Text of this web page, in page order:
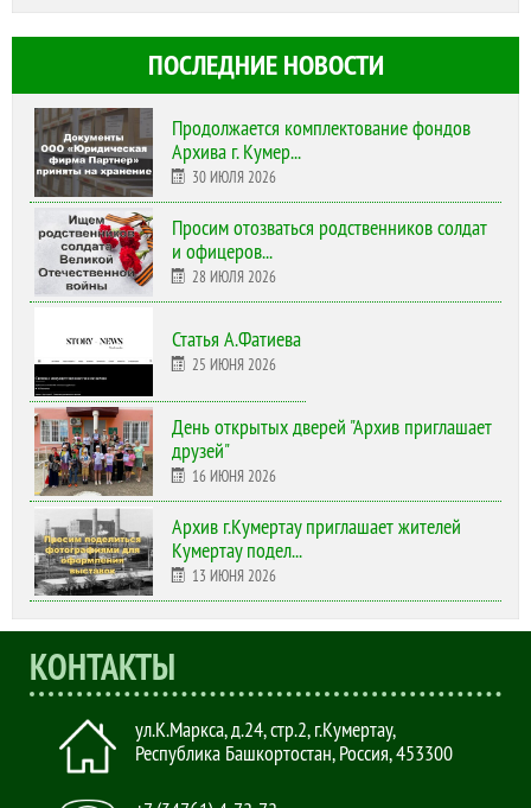
ПОСЛЕДНИЕ НОВОСТИ
Продолжается комплектование фондов
Архива г. Кумер...
30 ИЮЛЯ 2026
Просим отозваться родственников солдат
и офицеров...
28 ИЮЛЯ 2026
Статья А.Фатиева
25 ИЮНЯ 2026
День открытых дверей "Архив приглашает
друзей"
16 ИЮНЯ 2026
Архив г.Кумертау приглашает жителей
Кумертау подел...
13 ИЮНЯ 2026
КОНТАКТЫ
ул.К.Маркса, д.24, стр.2,г.Кумертау,
Республика Башкортостан, Россия,453300